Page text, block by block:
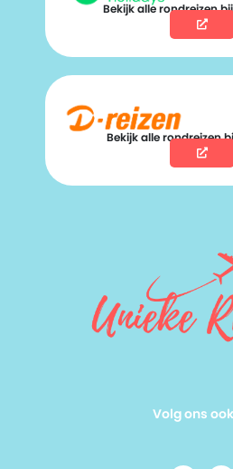
Bekijk alle rondreizen
Bekijk alle rondreizen
Volg ons